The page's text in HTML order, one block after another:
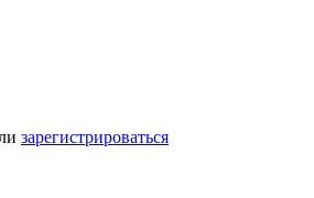
зарегистрироваться